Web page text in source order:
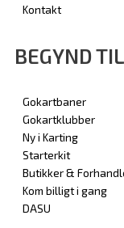
Kontakt
BEGYND
Gokartbaner
Gokartklubber
Ny i Karting
Starterkit
Butikker &
Kom billigt i gang
DASU